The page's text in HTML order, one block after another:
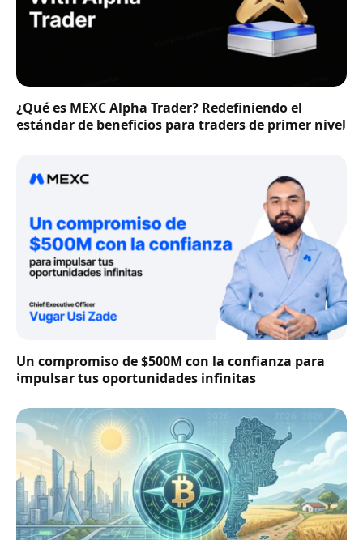
¿Qué es MEXC Alpha Trader? Redefiniendo el
estándar de beneficios para traders de primer nivel
Un compromiso de $500M con la confianza para
impulsar tus oportunidades infinitas